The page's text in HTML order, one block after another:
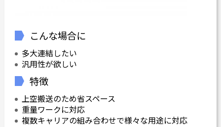
こんな場合に
多大連結したい
汎用性が欲しい
特徴
上空搬送のため省スペース
重量ワークに対応
複数キャリアの組み合わせで様々な用途に対応